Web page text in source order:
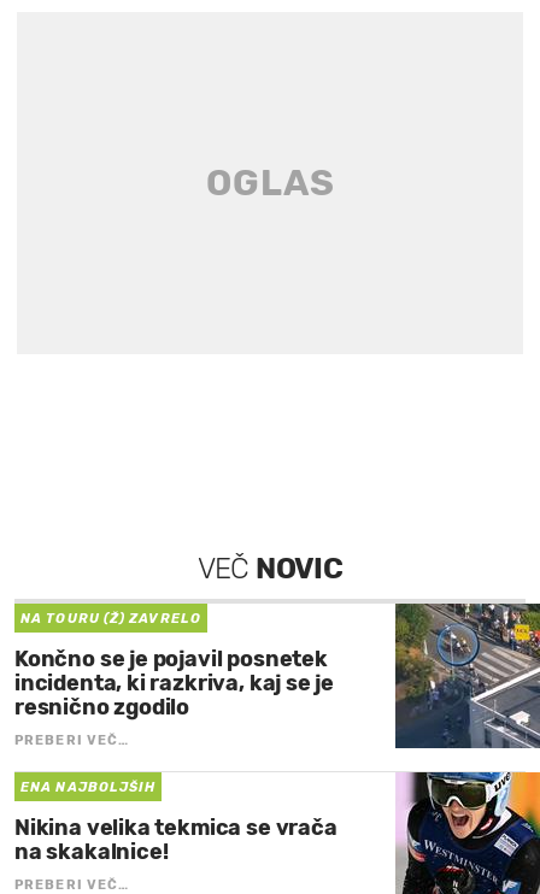
VEČ NOVIC
NA TOURU (Ž) ZAVRELO
Končno se je pojavil posnetek
incidenta, ki razkriva, kaj se je
resnično zgodilo
PREBERI VEČ…
ENA NAJBOLJŠIH
Nikina velika tekmica se vrača
na skakalnice!
PREBERI VEČ…